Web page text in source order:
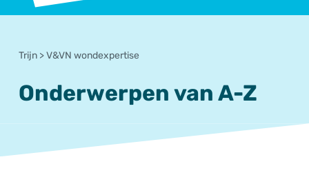
Trijn >V&VN wondexpertise
Onderwerpen van A-Z